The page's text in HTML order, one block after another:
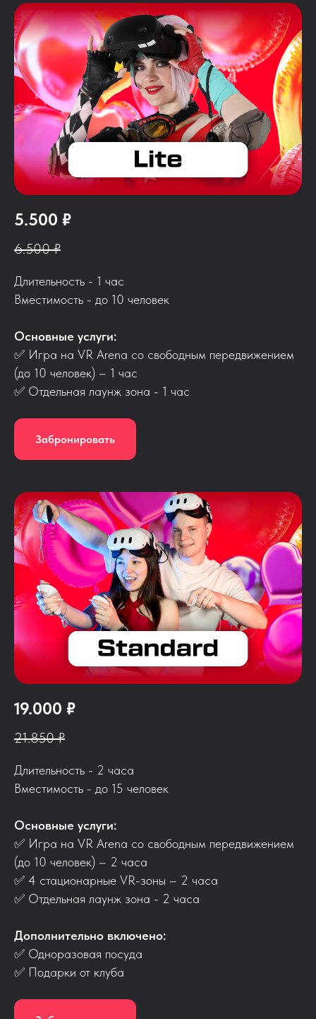
5.500 ₽
6.500 ₽
Длительность - 1 час
Вместимость - до 10 человек
Основные услуги:
✅ Игра на VR Arena со свободным передвижением
(до 10 человек) – 1 час
✅ Отдельная лаунж зона - 1 час
Забронировать
19.000 ₽
21.850 ₽
Длительность - 2 часа
Вместимость - до 15 человек
Основные услуги:
✅ Игра на VR Arena со свободным передвижением
(до 10 человек) – 2 часа
✅ 4 стационарные VR-зоны – 2 часа
✅ Отдельная лаунж зона - 2 часа
Дополнительно включено:
✅ Одноразовая посуда
✅ Подарки от клуба